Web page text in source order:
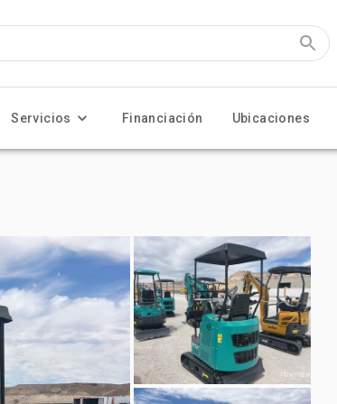
Servicios Financiación Ubicaciones